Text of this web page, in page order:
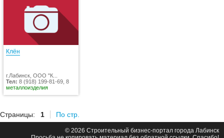
Клён
г.Лабинск, ООО "К...
Тел: 8 (918) 199-81-69, 8
металлоизделия
Страницы: 1 По стр.
© 2026 Строительный бизнес-портал города Лабинск